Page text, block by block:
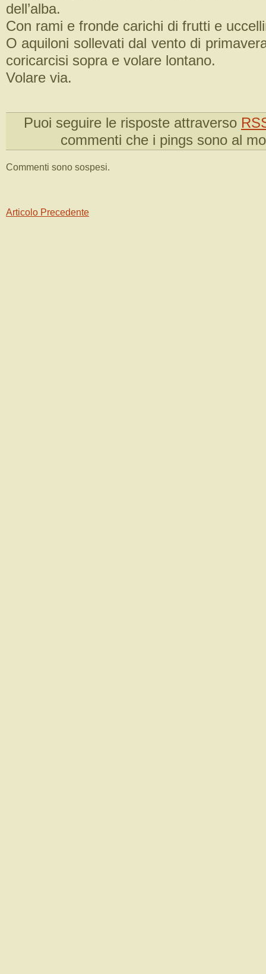
dell’alba.
Con rami e fronde carichi di frutti e
O aquiloni sollevati dal vento di
coricarcisi sopra e volare lontano.
Volare via.
Puoi seguire le risposte attraverso
commenti che i pings sono al
Commenti sono sospesi.
Articolo Precedente